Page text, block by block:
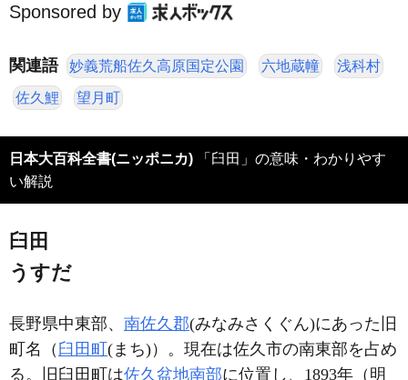
Sponsored by
関連語 妙義荒船佐久高原国定公園 六地蔵幢 浅科村
佐久鯉 望月町
日本大百科全書(ニッポニカ) 「臼田」の意味・わかりやす
い解説
臼田
うすだ
長野県中東部、 南佐久郡(みなみさくぐん)にあった旧
町名（ 臼田町(まち)）。現在は佐久市の南東部を占め
る。旧臼田町は佐久盆地南部に位置し、1893年（明